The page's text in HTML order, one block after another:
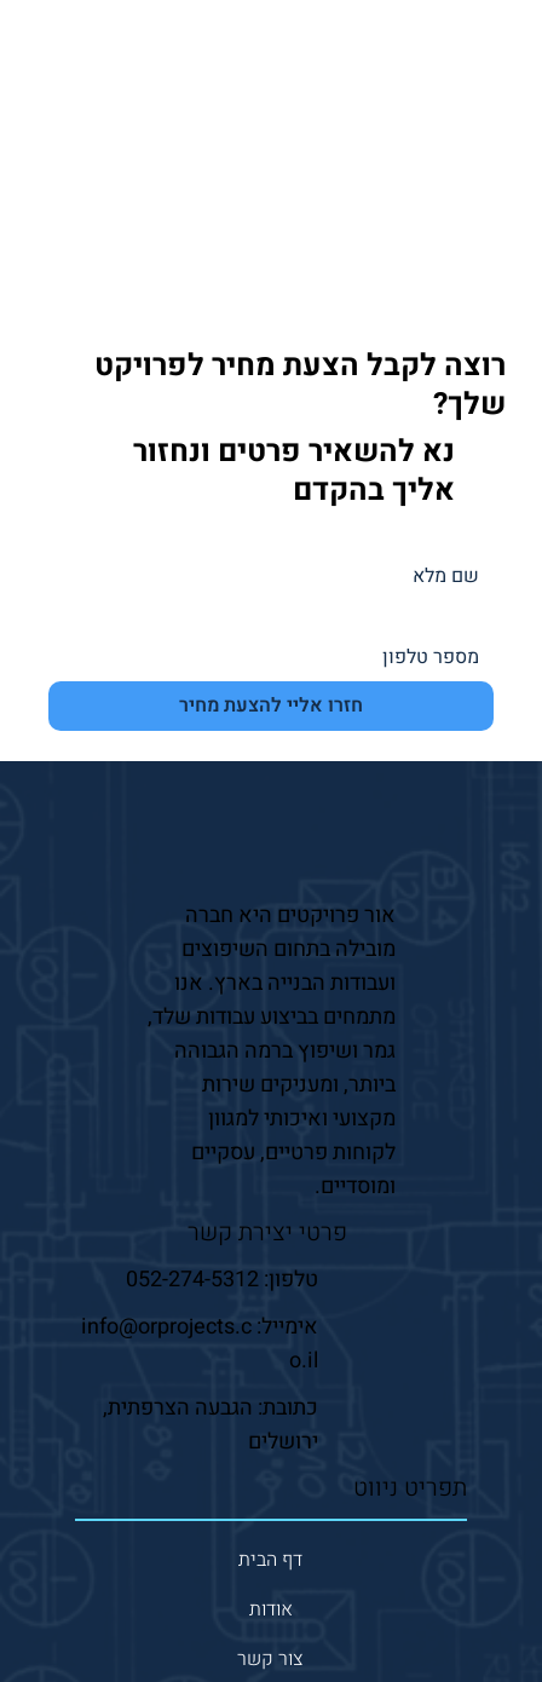
רוצה לקבל הצעת מחיר לפרויקט
שלך?
נא להשאיר פרטים ונחזור
אליך בהקדם
חזרו אליי להצעת מחיר
פרטי יצירת קשר
טלפון:052-274-5312
אימייל:info@orprojects.c
o.il
כתובת: הגבעה הצרפתית,
ירושלים
אור פרויקטים היא חברה
מובילה בתחום השיפוצים
ועבודות הבנייה בארץ. אנו
מתמחים בביצוע עבודות שלד,
גמר ושיפוץ ברמה הגבוהה
ביותר, ומעניקים שירות
מקצועי ואיכותי למגוון
לקוחות פרטיים, עסקיים
ומוסדיים.
תפריט ניווט
דף הבית
אודות
צור קשר